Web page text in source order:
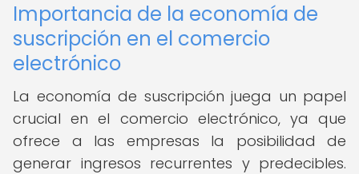
Importancia de la economía de
suscripción en el comercio
electrónico
La economía de suscripción juega un papel
crucial en el comercio electrónico, ya que
ofrece a las empresas la posibilidad de
generar ingresos recurrentes y predecibles.